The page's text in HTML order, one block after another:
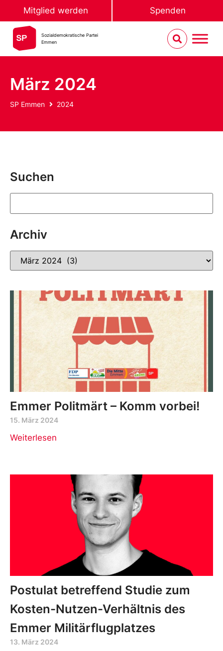
Mitglied werden Spenden
Sozialdemokratische Partei
Emmen
März 2024
SP Emmen 2024
Suchen
Archiv
Emmer Politmärt – Komm vorbei!
15. März 2024
Weiterlesen
Postulat betreffend Studie zum
Kosten-Nutzen-Verhältnis des
Emmer Militärflugplatzes
13. März 2024